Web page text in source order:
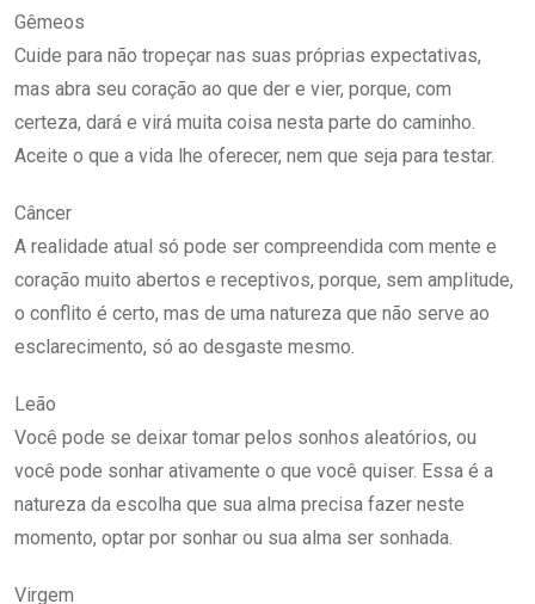
Gêmeos
Cuide para não tropeçar nas suas próprias expectativas,
mas abra seu coração ao que der e vier, porque, com
certeza, dará e virá muita coisa nesta parte do caminho.
Aceite o que a vida lhe oferecer, nem que seja para testar.
Câncer
A realidade atual só pode ser compreendida com mente e
coração muito abertos e receptivos, porque, sem amplitude,
o conflito é certo, mas de uma natureza que não serve ao
esclarecimento, só ao desgaste mesmo.
Leão
Você pode se deixar tomar pelos sonhos aleatórios, ou
você pode sonhar ativamente o que você quiser. Essa é a
natureza da escolha que sua alma precisa fazer neste
momento, optar por sonhar ou sua alma ser sonhada.
Virgem